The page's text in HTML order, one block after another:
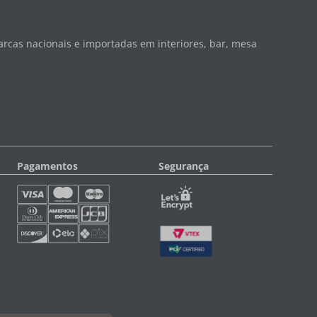
nacionais e importadas em interiores, bar, mesa
Pagamentos Segurança